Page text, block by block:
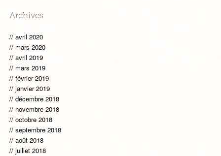
Archives
avril 2020
mars 2020
avril 2019
mars 2019
février 2019
janvier 2019
décembre 2018
novembre 2018
octobre 2018
septembre 2018
août 2018
juillet 2018